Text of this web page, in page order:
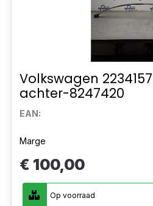
Volkswagen
achter-8247420
EAN:
Marge
€ 100,00
Op voorraad